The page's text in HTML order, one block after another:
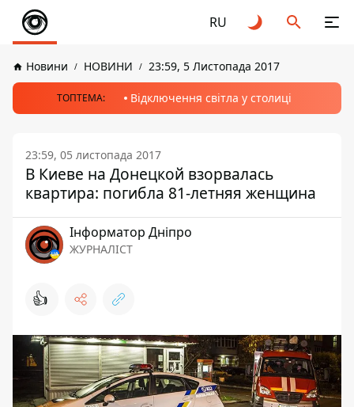
RU
Новини НОВИНИ 23:59, 5 Листопада 2017
ТОПТЕМА: Відключення світла у столиці
23:59, 05 листопада 2017
В Киеве на Донецкой взорвалась
квартира: погибла 81-летняя женщина
Інформатор Дніпро
ЖУРНАЛІСТ
👍